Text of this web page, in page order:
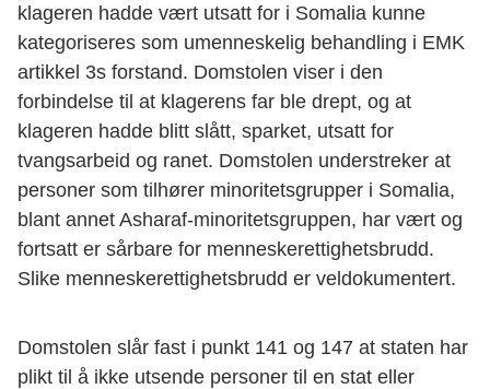
klageren hadde vært utsatt for i Somalia kunne
kategoriseres som umenneskelig behandling i EMK
artikkel 3s forstand. Domstolen viser i den
forbindelse til at klagerens far ble drept, og at
klageren hadde blitt slått, sparket, utsatt for
tvangsarbeid og ranet. Domstolen understreker at
personer som tilhører minoritetsgrupper i Somalia,
blant annet Asharaf-minoritetsgruppen, har vært og
fortsatt er sårbare for menneskerettighetsbrudd.
Slike menneskerettighetsbrudd er veldokumentert.
Domstolen slår fast i punkt 141 og 147 at staten har
plikt til å ikke utsende personer til en stat eller